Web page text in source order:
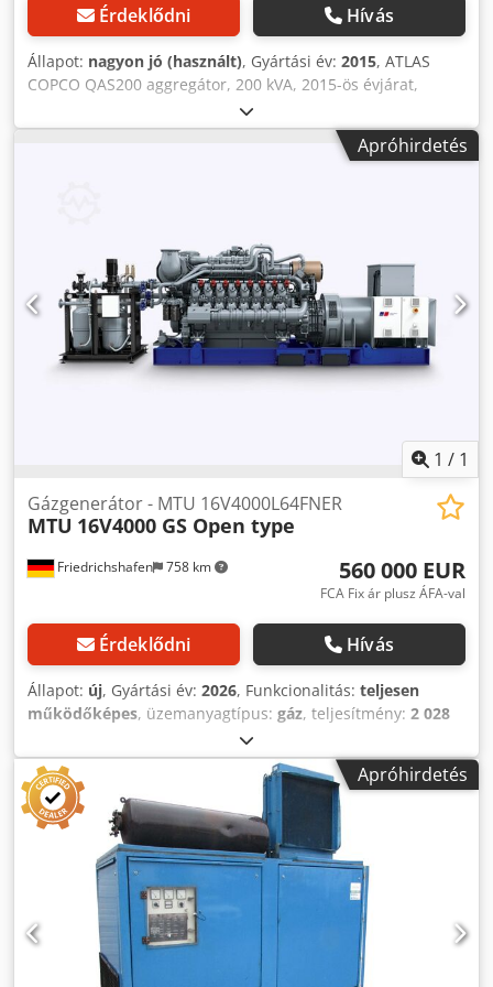
Érdeklődni Hívás
Állapot: nagyon jó (használt), Gyártási év: 2015, ATLAS
COPCO QAS200 aggregátor, 200 kVA, 2015-ös évjárat,
szervizelt állapotban Műszaki adatok: Teljesítmény: 200
kVA (160 kW); Gyártási év: 2015; Dwodpfx Akozp H T Hjxsa
Motor: VOLVO PENTA; Üzemidő: 3705 óra. Az aggregátor
Apróhirdetés
1 / 1
Friedrichshafen 758 km
Gázgenerátor - MTU 16V4000L64FNER
MTU 16V4000 GS Open type
560 000 EUR
FCA Fix ár plusz ÁFA-val
Érdeklődni Hívás
Állapot: új, Gyártási év: 2026, Funkcionalitás: teljesen
működőképes, üzemanyagtípus: gáz, teljesítmény: 2 028
, kimeneti feszültség:
frekvencia:50 Hz, teljes hossz:5 500 mm, teljes szélesség:
2 000 mm
2 600 mm, fordulatszám
(max.):1 500 ford/min, motor gyártó: MTU, 5 darab áll
rendelkezésre =A szállítási terjedelem= MTU
16V4000L64FNER generátorszett, 400 V, földgázzal történő
üzemeltetéshez. Gázvezeték, 116–250 mbar bemeneti
nyomással, 1 méteres, rugalmas gumi-fém csatlakozó
tömlővel. Sylomer szalagok készlete a generátorszett
alapra történő rögzítéséhez. Rugalmas csatlakozók készlete
a motor hűtőköri rendszeréhez, karimás csatlakozással.
Apróhirdetés